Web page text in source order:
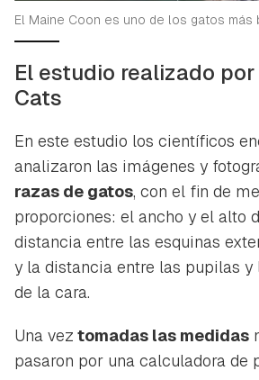
El Maine Coon es uno de los gatos más
El estudio realizado
Cats
En este estudio los científicos
analizaron las imágenes y
razas de gatos, con el fin de
proporciones: el ancho y el alto
distancia entre las esquinas
y la distancia entre las pupilas
de la cara.
Una vez tomadas las medidas
pasaron por una calculadora de